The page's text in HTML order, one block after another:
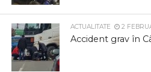
ACTUALITATE 2
Accident grav în